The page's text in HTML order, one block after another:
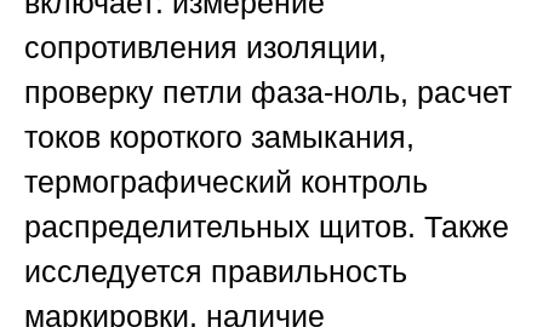
сопротивления изоляции,
проверку петли фаза-ноль, расчет
токов короткого замыкания,
термографический контроль
распределительных щитов. Также
исследуется правильность
маркировки, наличие